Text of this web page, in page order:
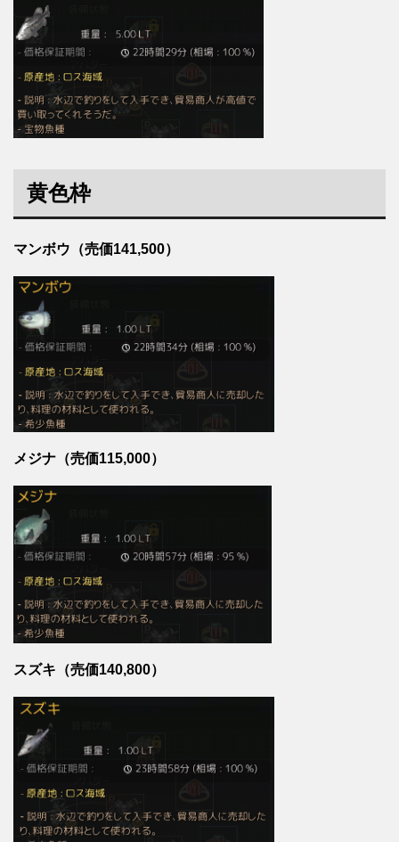
黄色枠
マンボウ（売価141,500）
メジナ（売価115,000）
スズキ（売価140,800）